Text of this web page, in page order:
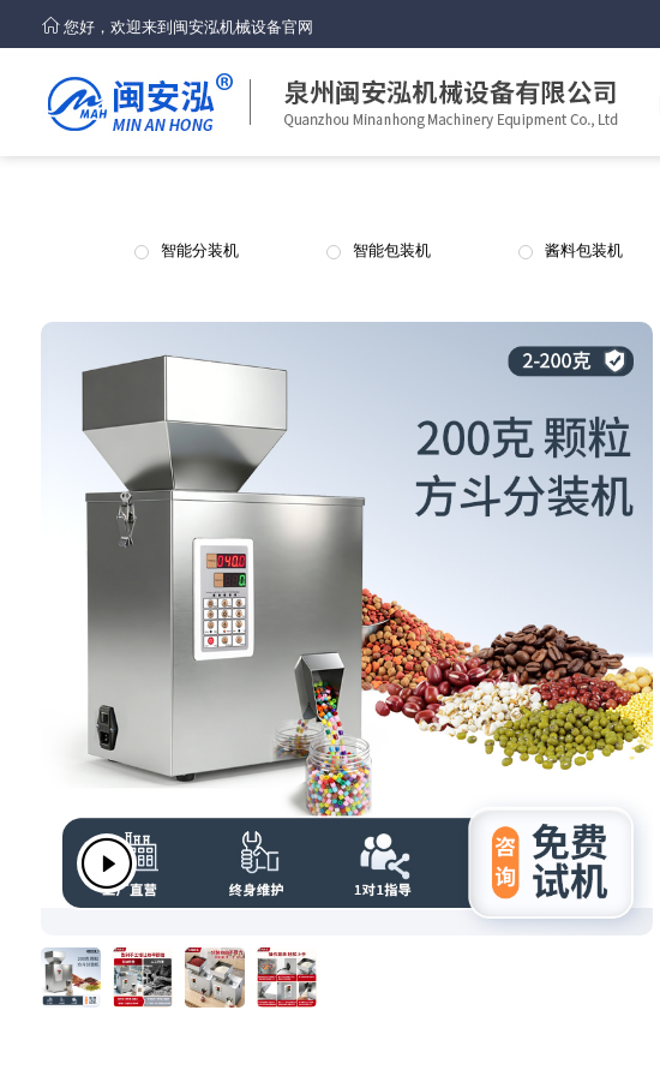
您好，欢迎来到闽安泓机械设备官网
智能分装机 智能包装机 酱料包装机